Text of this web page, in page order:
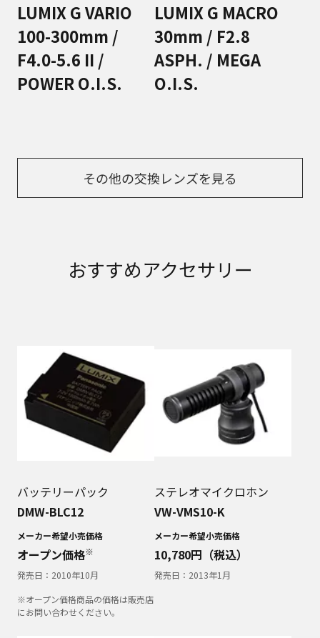
LUMIX G VARIO
100-300mm /
F4.0-5.6 II /
POWER O.I.S.
LUMIX G MACRO
30mm / F2.8
ASPH. / MEGA
O.I.S.
その他の交換レンズを見る
おすすめアクセサリー
バッテリーパック
DMW-BLC12
メーカー希望小売価格
オープン価格※
発売日： 2010年10月
※オープン価格商品の価格は販売店
にお問い合わせください。
ステレオマイクロホン
VW-VMS10-K
メーカー希望小売価格
10,780円（税込）
発売日： 2013年1月